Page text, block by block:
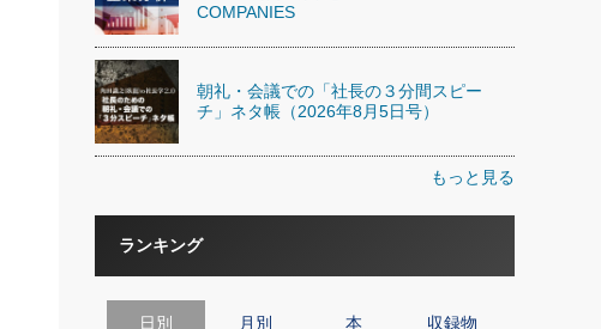
COMPANIES
朝礼・会議での「社長の３分間スピー
チ」ネタ帳（2026年8月5日号）
もっと見る
ランキング
日別 月別 本 収録物